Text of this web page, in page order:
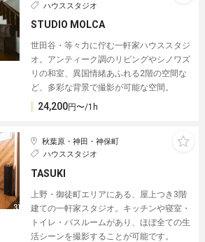
ハウススタジオ
STUDIO MOLCA
世田谷・等々力に佇む一軒家ハウススタジ
オ。アンティーク調のリビングやシノワズ
リの和室、異国情緒あふれる2階の空間な
ど、多彩な背景で撮影が可能な空間。
24,200円〜/1h
秋葉原・神田・神保町
ハウススタジオ
TASUKI
上野・御徒町エリアにある、屋上つき3階
建ての一軒家スタジオ。キッチンや寝室・
トイレ・バスルームがあり、ほぼ全ての生
活シーンを撮影することが可能です。